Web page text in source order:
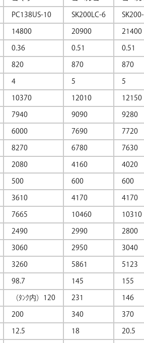
PC138US-10 SK200LC-6
14800 20900 21400
0.36 0.51 0.51
820 870 870
4 5 5
10370 12010 12150
7940 9090 9280
6000 7690 7720
8270 6780 7630
2080 4160 4020
500 600 600
3610 4170 4170
7665 10460 10310
2490 2990 2800
3060 2950 3040
3260 5861 5123
98.7 145 155
（ﾀﾝｸ内）120 231 146
200 340 370
12.5 18 20.5